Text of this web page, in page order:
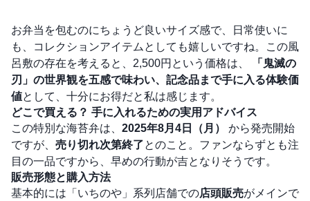
お弁当を包むのにちょうど良いサイズ感で、日常使いに
も、コレクションアイテムとしても嬉しいですね。この風
呂敷の存在を考えると、2,500円という価格は、
「鬼滅の
刃」の世界観を五感で味わい、記念品まで手に入る体験価
値として、十分にお得だと私は感じます。
どこで買える？ 手に入れるための実用アドバイス
この特別な海苔弁は、 2025年8月4日（月）
から発売開始
ですが、 売り切れ次第終了とのこと。ファンならずとも注
目の一品ですから、早めの行動が吉となりそうです。
販売形態と購入方法
基本的には「いちのや」系列店舗での店頭販売がメインで